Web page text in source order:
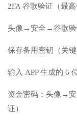
2FA 谷歌验证（最高
头像→安全→谷歌验
保存备用密钥（关键
输入 APP 生成的 6
资金密码：头像→
证）